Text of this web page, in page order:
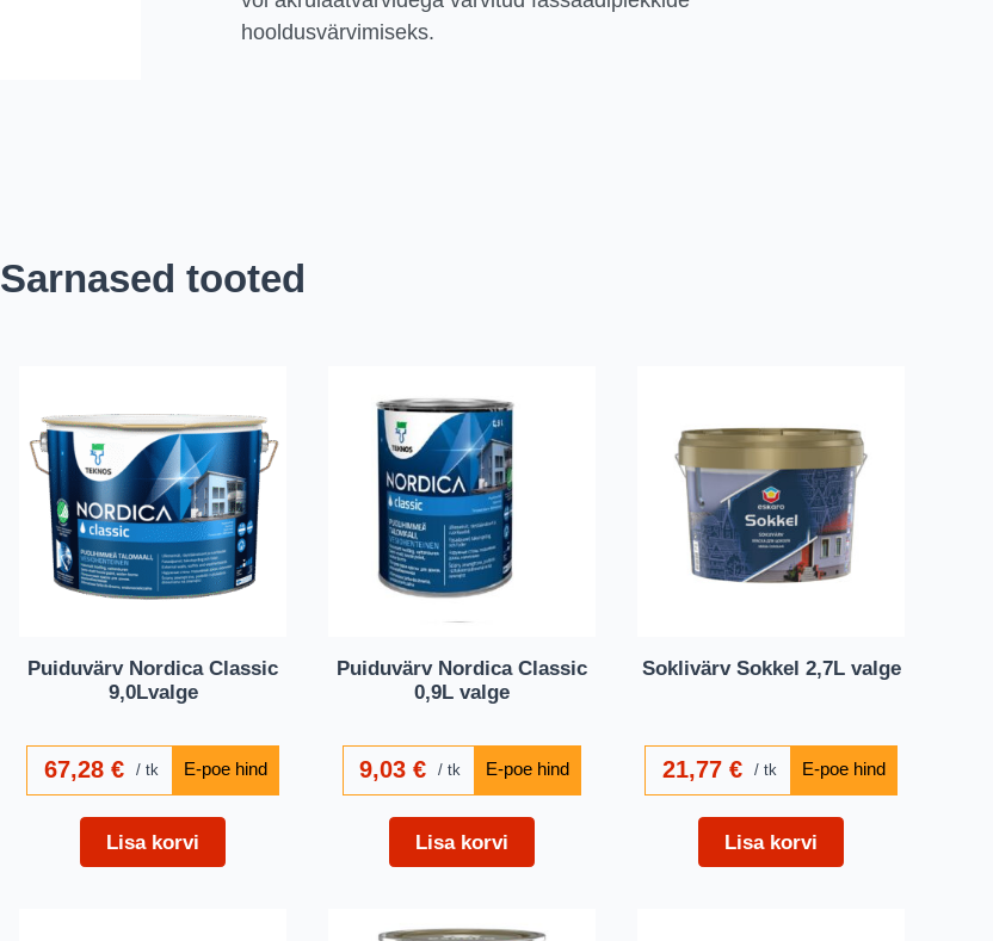
hooldusvärvimiseks.
Sarnased tooted
Puiduvärv Nordica Classic
9,0Lvalge
67,28 € tk
Lisa korvi
Puiduvärv Nordica Classic
0,9L valge
9,03€ tk
Lisa korvi
Soklivärv Sokkel 2,7L valge
21,77 € tk
Lisa korvi